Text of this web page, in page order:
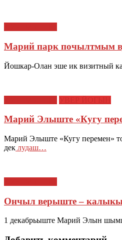
Марий парк почылтмым
Йошкар-Олан эше ик визитный
Марий Элыште «Кугу
Марий Элыште «Кугу перемен»
дек лудаш…
Ончыл верыште –
1 декабрьыште Марий Элын